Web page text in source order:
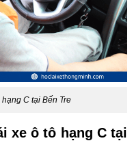
C tại Bến Tre
xe ô tô hạng C tại